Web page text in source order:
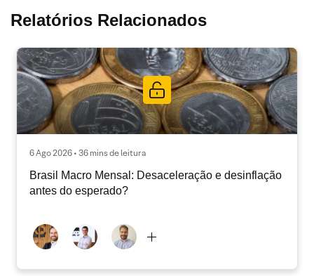
Relatórios Relacionados
6 Ago 2026 • 36 mins de leitura
Brasil Macro Mensal: Desaceleração e desinflação
antes do esperado?